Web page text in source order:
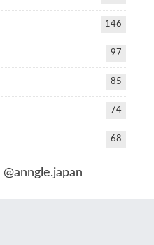
146
97
85
74
68
@anngle.japan